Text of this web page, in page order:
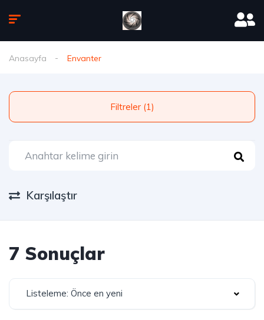
Anasayfa Envanter
Filtreler (1)
Karşılaştır
7 Sonuçlar
Listeleme: Önce en yeni